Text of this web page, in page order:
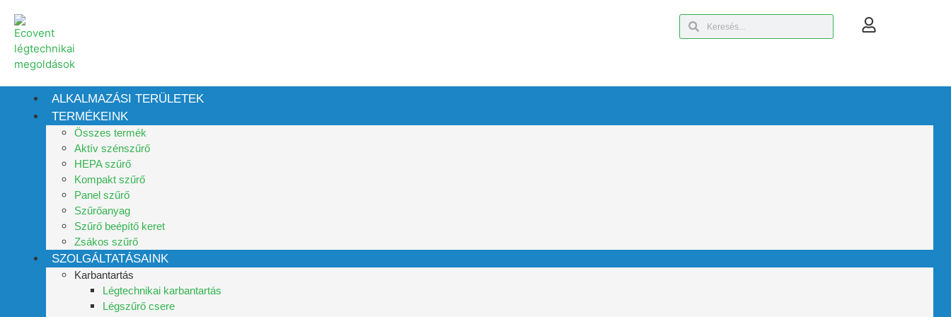
ALKALMAZÁSI TERÜLETEK
TERMÉKEINK
Összes termék
Aktív szénszűrő
HEPA szűrő
Kompakt szűrő
Panel szűrő
Szűrőanyag
Szűrő beépítő keret
Zsákos szűrő
SZOLGÁLTATÁSAINK
Karbantartás
Légtechnikai karbantartás
Légszűrő csere